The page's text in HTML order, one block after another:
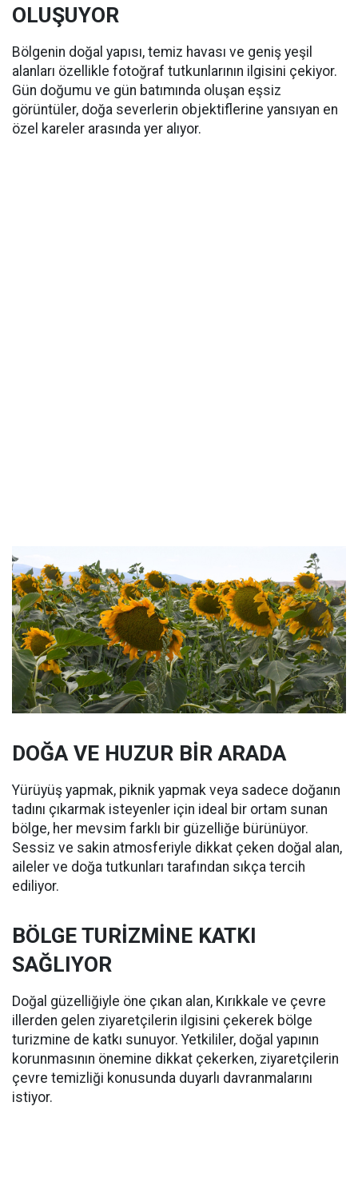
OLUŞUYOR
Bölgenin doğal yapısı, temiz havası ve geniş yeşil
alanları özellikle fotoğraf tutkunlarının ilgisini çekiyor.
Gün doğumu ve gün batımında oluşan eşsiz
görüntüler, doğa severlerin objektiflerine yansıyan en
özel kareler arasında yer alıyor.
DOĞA VE HUZUR BİR ARADA
Yürüyüş yapmak, piknik yapmak veya sadece doğanın
tadını çıkarmak isteyenler için ideal bir ortam sunan
bölge, her mevsim farklı bir güzelliğe bürünüyor.
Sessiz ve sakin atmosferiyle dikkat çeken doğal alan,
aileler ve doğa tutkunları tarafından sıkça tercih
ediliyor.
BÖLGE TURİZMİNE KATKI
SAĞLIYOR
Doğal güzelliğiyle öne çıkan alan, Kırıkkale ve çevre
illerden gelen ziyaretçilerin ilgisini çekerek bölge
turizmine de katkı sunuyor. Yetkililer, doğal yapının
korunmasının önemine dikkat çekerken, ziyaretçilerin
çevre temizliği konusunda duyarlı davranmalarını
istiyor.